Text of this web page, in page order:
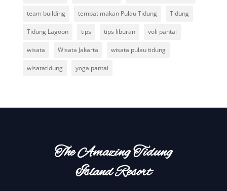
team building tempat makan Pulau Tidung Tidung
Tidung Lagoon tips tips liburan voli pantai
wisata Wisata Jakarta wisata pulau tidung
wisatatidung yoga pantai
The Amazing Tidung
Island Resort